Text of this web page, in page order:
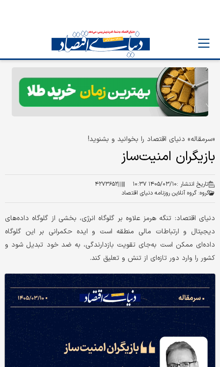
«سرمقاله» دنیای اقتصاد را بخوانید و بشنوید!
بازیگران امنیت‌ساز
تاریخ انتشار :۱۴۰۵/۰۳/۱۰ ۱۰:۳۷
۴۲۷۳۶۵۲
گروه: گروه آنلاین روزنامه دنیای اقتصاد
دنیای اقتصاد: تنگه هرمز علاوه بر گلوگاه انرژی، بخشی از گلوگاه داده‌های
دیجیتال و ارتباطات مالی منطقه است و ایده حکمرانی بر این گلوگاه
داده‌ای ممکن است به‌جای تقویت بازدارندگی، به ضد خود تبدیل شود و
کشور را وارد دور تازه‌ای از تنش و تعلیق کند.